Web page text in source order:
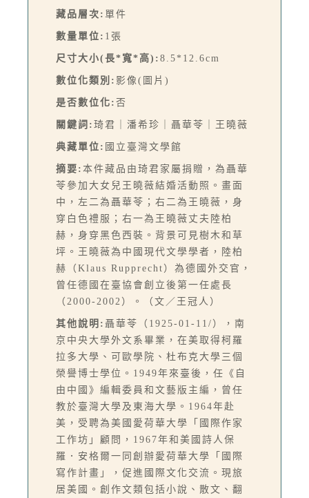
藏品層次: 單件
數量單位: 1張
尺寸大小(長*寬*高): 8.5*12.6cm
數位化類別: 影像(圖片)
是否數位化: 否
關鍵詞: 琦君｜潘希珍｜聶華苓｜王曉薇
典藏單位: 國立臺灣文學館
摘要: 本件藏品由琦君家屬捐贈，為聶華
苓參加大女兒王曉薇結婚活動照。畫面
中，左二為聶華苓；右二為王曉薇，身
穿白色禮服；右一為王曉薇丈夫陸柏
赫，身穿黑色西裝。背景可見樹木和草
坪。王曉薇為中國現代文學學者，陸柏
赫（Klaus Rupprecht）為德國外交官，
曾任德國在臺協會創立後第一任處長
（2000-2002）。（文／王冠人）
其他說明: 聶華苓（1925-01-11/），南
京中央大學外文系畢業，在美取得柯羅
拉多大學、可歐學院、杜布克大學三個
榮譽博士學位。1949年來臺後，任《自
由中國》編輯委員和文藝版主編，曾任
教於臺灣大學及東海大學。1964年赴
美，受聘為美國愛荷華大學「國際作家
工作坊」顧問，1967年和美國詩人保
羅．安格爾一同創辦愛荷華大學「國際
寫作計畫」，促進國際文化交流。現旅
居美國。創作文類包括小說、散文、翻